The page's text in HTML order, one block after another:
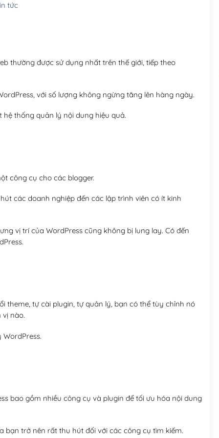
tức
thường được sử dụng nhất trên thế giới, tiếp theo
với số lượng không ngừng tăng lên hàng ngày.
thống quản lý nội dung hiệu quả.
công cụ cho các blogger.
các doanh nghiệp đến các lập trình viên có ít kinh
vị trí của WordPress cũng không bị lung lay. Có đến
theme, tự cài plugin, tự quản lý, bạn có thể tùy chỉnh nó
nào.
bao gồm nhiều công cụ và plugin để tối ưu hóa nội dung
bạn trở nên rất thu hút đối với các công cụ tìm kiếm.